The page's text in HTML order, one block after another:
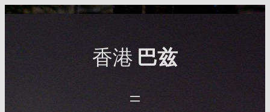
Skip
香港 巴兹